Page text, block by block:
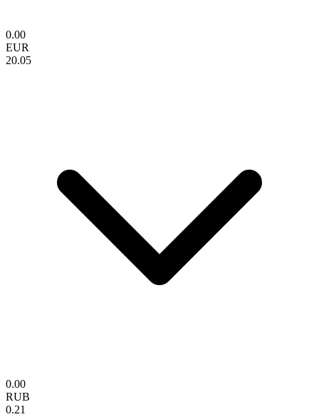
0.00
EUR
20.05
0.00
RUB
0.21